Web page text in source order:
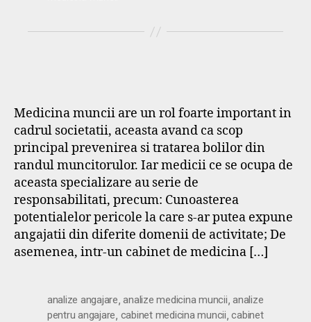
Medicina muncii are un rol foarte important in
cadrul societatii, aceasta avand ca scop
principal prevenirea si tratarea bolilor din
randul muncitorulor. Iar medicii ce se ocupa de
aceasta specializare au serie de
responsabilitati, precum: Cunoasterea
potentialelor pericole la care s-ar putea expune
angajatii din diferite domenii de activitate; De
asemenea, intr-un cabinet de medicina […]
analize angajare,analize medicina muncii,analize
pentru angajare, cabinet medicina muncii,cabinet